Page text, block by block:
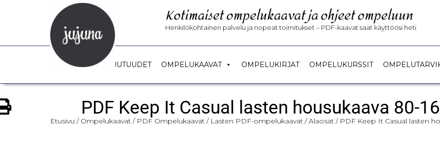
Kotimaiset ompelukaavat ja ohjeet ompeluun
Henkilökohtainen palvelu ja nopeat toimitukset – PDF-kaavat saat käyttöösi heti
UUTUUDET OMPELUKAAVAT OMPELUKIRJAT OMPELUKURSSIT
PDF Keep It Casual lasten housukaava 80-
Etusivu / Ompelukaavat / PDF Ompelukaavat / Lasten PDF-ompelukaavat /Alaosat / PDF Keep It Casual lasten